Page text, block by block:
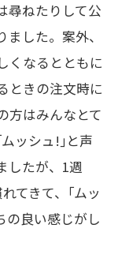
尋ねたりして公
した。案外、
くなるとともに
ときの注文時に
方はみんなとて
ッシュ!｣と声
したが、1週
てきて、｢ムッ
の良い感じがし